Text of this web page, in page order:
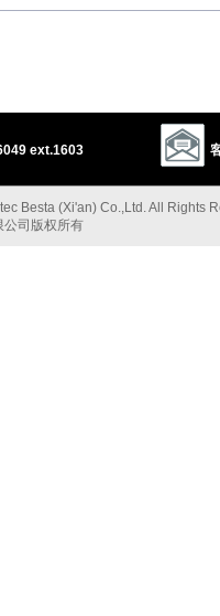
ext.1603
Besta (Xi'an) Co.,Ltd. All Rights
公司版权所有